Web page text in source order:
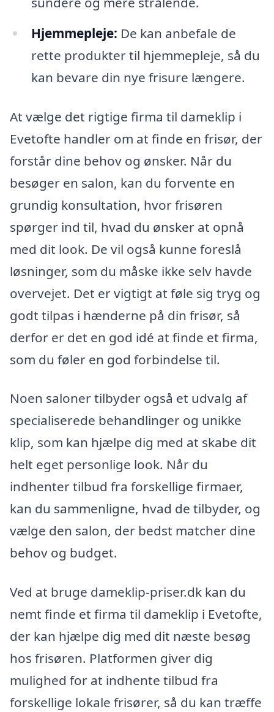
Hjemmepleje: De kan anbefale de
rette produkter til hjemmepleje, så du
kan bevare din nye frisure længere.
At vælge det rigtige firma til dameklip i
Evetofte handler om at finde en frisør, der
forstår dine behov og ønsker. Når du
besøger en salon, kan du forvente en
grundig konsultation, hvor frisøren
spørger ind til, hvad du ønsker at opnå
med dit look. De vil også kunne foreslå
løsninger, som du måske ikke selv havde
overvejet. Det er vigtigt at føle sig tryg og
godt tilpas i hænderne på din frisør, så
derfor er det en god idé at finde et firma,
som du føler en god forbindelse til.
Noen saloner tilbyder også et udvalg af
specialiserede behandlinger og unikke
klip, som kan hjælpe dig med at skabe dit
helt eget personlige look. Når du
indhenter tilbud fra forskellige firmaer,
kan du sammenligne, hvad de tilbyder, og
vælge den salon, der bedst matcher dine
behov og budget.
Ved at bruge dameklip-priser.dk kan du
nemt finde et firma til dameklip i Evetofte,
der kan hjælpe dig med dit næste besøg
hos frisøren. Platformen giver dig
mulighed for at indhente tilbud fra
forskellige lokale frisører, så du kan træffe